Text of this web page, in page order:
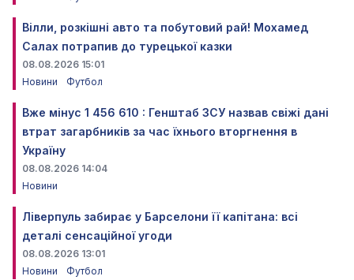
Вілли, розкішні авто та побутовий рай! Мохамед
Салах потрапив до турецької казки
08.08.2026 15:01
Новини
Футбол
Вже мінус 1 456 610 : Генштаб ЗСУ назвав свіжі дані
втрат загарбників за час їхнього вторгнення в
Україну
08.08.2026 14:04
Новини
Ліверпуль забирає у Барселони її капітана: всі
деталі сенсаційної угоди
08.08.2026 13:01
Новини
Футбол